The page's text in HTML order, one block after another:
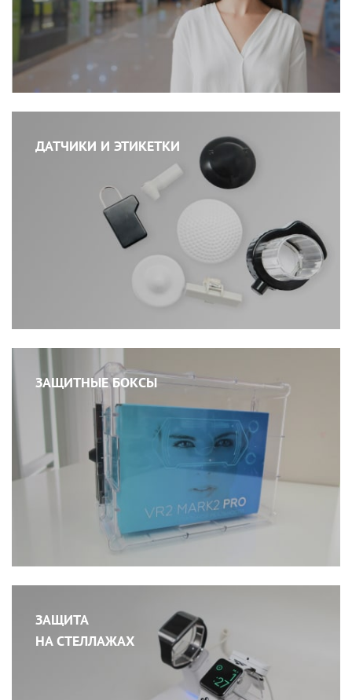
ДАТЧИКИ И ЭТИКЕТКИ
ЗАЩИТНЫЕ БОКСЫ
ЗАЩИТА
НА СТЕЛЛАЖАХ